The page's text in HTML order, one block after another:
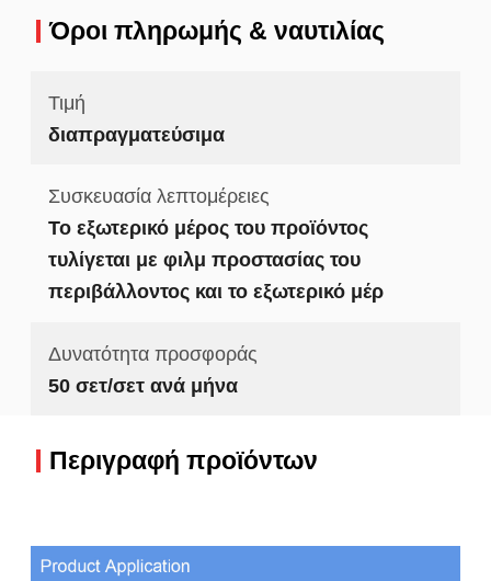
Όροι πληρωμής & ναυτιλίας
Τιμή
διαπραγματεύσιμα
Συσκευασία λεπτομέρειες
Το εξωτερικό μέρος του προϊόντος
τυλίγεται με φιλμ προστασίας του
περιβάλλοντος και το εξωτερικό μέρ
Δυνατότητα προσφοράς
50 σετ/σετ ανά μήνα
Περιγραφή προϊόντων